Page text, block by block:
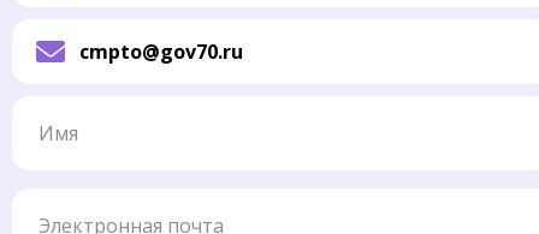
cmpto@gov70.ru